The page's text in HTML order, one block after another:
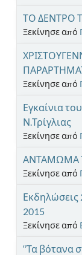
ΤΟ ΔΕΝΤΡΟ
Ξεκίνησε από
Ξεκίνησε από
Εγκαίνια
Ν.Τρίγλιας
Ξεκίνησε από
ΑΝΤΑΜΩΜΑ
Ξεκίνησε από
Εκδηλώσεις
2015
Ξεκίνησε από
‘’Τα βότανα